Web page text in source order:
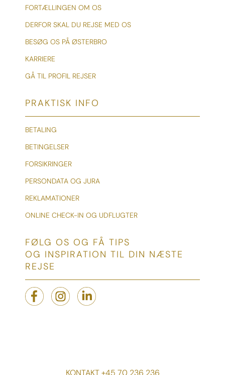
FORTÆLLINGEN OM OS
DERFOR SKAL DU REJSE MED OS
BESØG OS PÅ ØSTERBRO
KARRIERE
GÅ TIL PROFIL REJSER
PRAKTISK INFO
BETALING
BETINGELSER
FORSIKRINGER
PERSONDATA OG JURA
REKLAMATIONER
ONLINE CHECK-IN OG UDFLUGTER
FØLG OS OG FÅ TIPS
OG INSPIRATION TIL DIN NÆSTE
REJSE
KONTAKT +45 70 236 236